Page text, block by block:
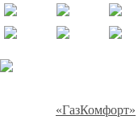
«ГазКомфорт»